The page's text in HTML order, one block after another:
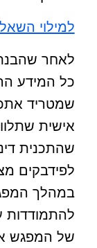
למילוי
לאחר
כל המידע
שמטריד
אישית
שהתכנית
לפידבקים
במהלך
להתמודדות
של המפגש